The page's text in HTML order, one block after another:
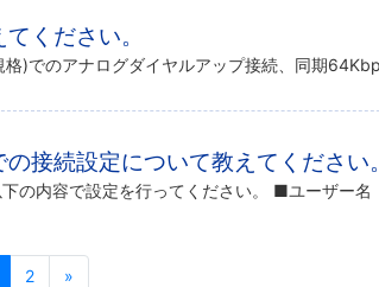
ください。
接続設定について教えてください。
2 »